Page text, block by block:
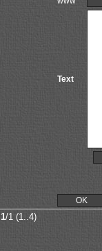
Text
1/1 (1..4)